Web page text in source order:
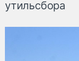
утильсбора